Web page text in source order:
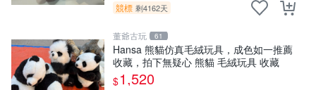
競標 剩4162天
董爺古玩 61
Hansa 熊貓仿真毛絨玩具，成色如一推薦
收藏，拍下無疑心 熊貓 毛絨玩具 收藏
$1,520